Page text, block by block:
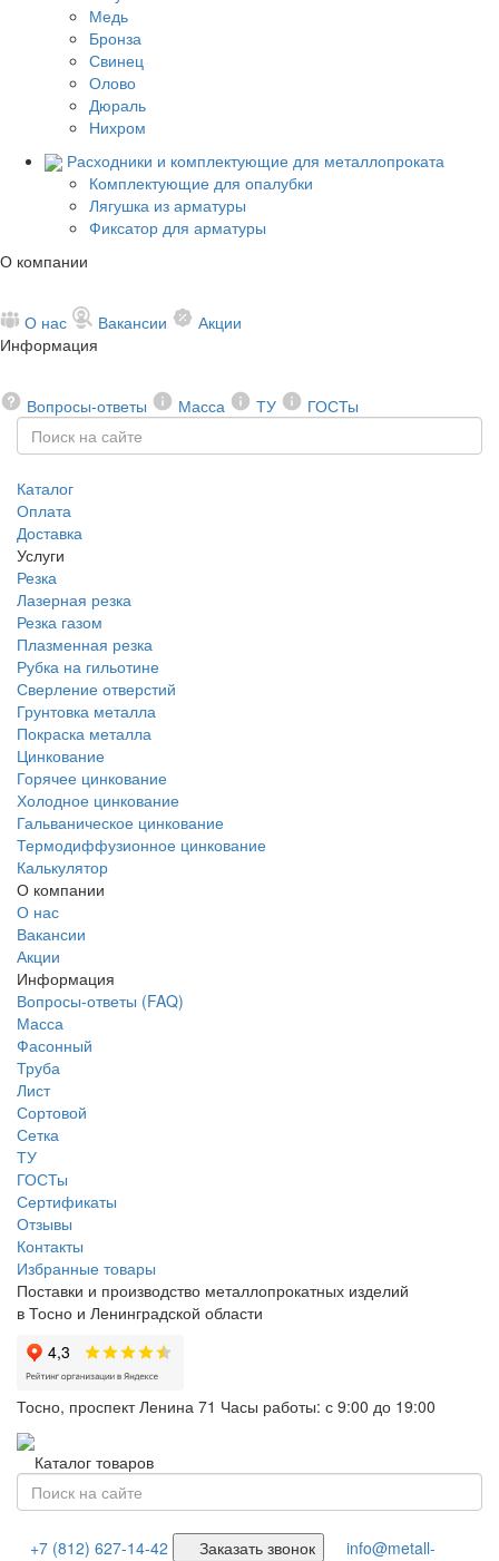
Медь
Бронза
Свинец
Олово
Дюраль
Нихром
Расходники и комплектующие для металлопроката
Комплектующие для опалубки
Лягушка из арматуры
Фиксатор для арматуры
О компании
О нас Вакансии
Акции
Информация
Вопросы-ответы Масса ТУ ГОСТы
Каталог
Оплата
Доставка
Услуги
Резка
Лазерная резка
Резка газом
Плазменная резка
Рубка на гильотине
Сверление отверстий
Грунтовка металла
Покраска металла
Цинкование
Горячее цинкование
Холодное цинкование
Гальваническое цинкование
Термодиффузионное цинкование
Калькулятор
О компании
О нас
Вакансии
Акции
Информация
Вопросы-ответы (FAQ)
Масса
Фасонный
Труба
Лист
Сортовой
Сетка
ТУ
ГОСТы
Сертификаты
Отзывы
Контакты
Избранные товары
Поставки и производство металлопрокатных изделий
в Тосно и Ленинградской области
Тосно, проспект Ленина 71 Часы работы: с 9:00 до 19:00
Каталог товаров
+7 (812) 627-14-42 Заказать звонок
info@metall-